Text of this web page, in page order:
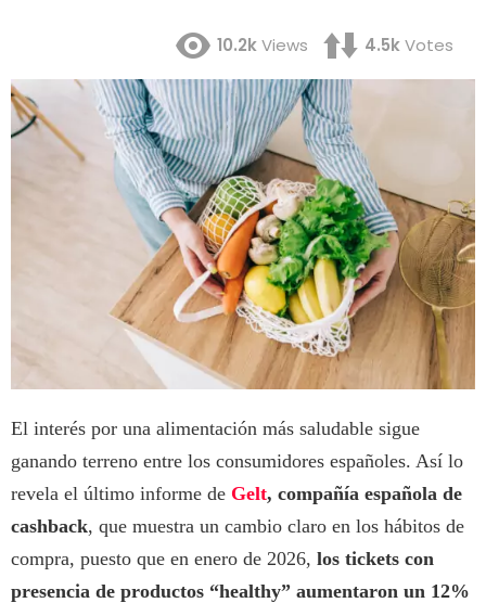
10.2kViews 4.5kVotes
El interés por una alimentación más saludable sigue
ganando terreno entre los consumidores españoles. Así lo
revela el último informe de Gelt, compañía española de
cashback, que muestra un cambio claro en los hábitos de
compra, puesto que en enero de 2026, los tickets con
presencia de productos “healthy” aumentaron un 12%